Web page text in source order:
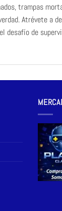
trampas
Atrévete a
desafío de